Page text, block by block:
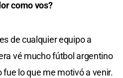
como vos?
de cualquier equipo a
vé mucho fútbol argentino
fue lo que me motivó a venir.